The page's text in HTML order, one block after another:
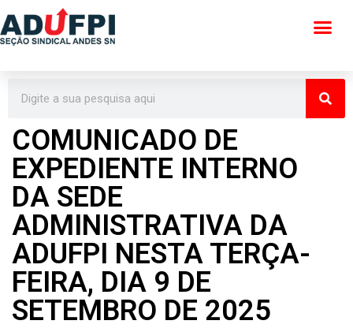
Pular
conteúdo
COMUNICADO DE
EXPEDIENTE INTERNO
DA SEDE
ADMINISTRATIVA DA
ADUFPI NESTA TERÇA-
FEIRA, DIA 9 DE
SETEMBRO DE 2025